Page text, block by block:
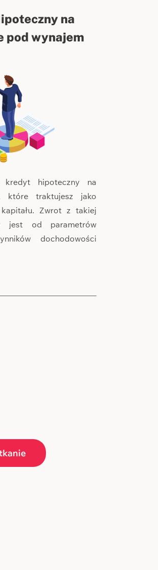
na
pod wynajem
kredyt hipoteczny na
które traktujesz jako
Zwrot z takiej
jest od parametrów
dochodowości